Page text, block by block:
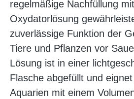
regelmäßige Nachfüllung
Oxydatorlösung
zuverlässige Funktion der
Tiere und Pflanzen vor
Lösung ist in einer
Flasche abgefüllt und
Aquarien mit einem